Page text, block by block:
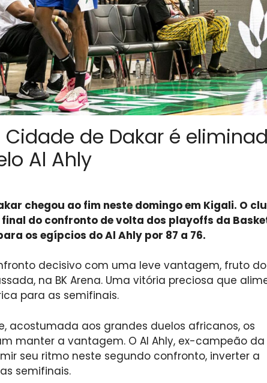
Cidade de Dakar é
Al Ahly
chegou ao fim neste domingo em Kigali. O
do confronto de volta dos playoffs da
os egípcios do Al Ahly por 87 a 76.
decisivo com uma leve vantagem, fruto do
na BK Arena. Uma vitória preciosa que
para as semifinais.
acostumada aos grandes duelos africanos, os
manter a vantagem. O Al Ahly, ex-campeão da
seu ritmo neste segundo confronto, inverter a
semifinais.